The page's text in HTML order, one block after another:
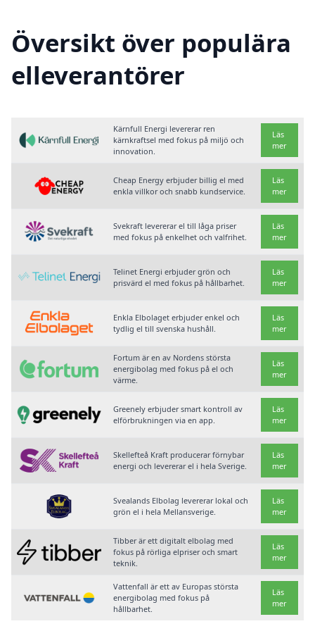
Översikt över populära
elleverantörer
Kärnfull Energi levererar ren
kärnkraftsel med fokus på miljö och
innovation.
Läs
mer
Cheap Energy erbjuder billig el med
enkla villkor och snabb kundservice.
Läs
mer
Svekraft levererar el till låga priser
med fokus på enkelhet och valfrihet.
Läs
mer
Telinet Energi erbjuder grön och
prisvärd el med fokus på hållbarhet.
Läs
mer
Enkla Elbolaget erbjuder enkel och
tydlig el till svenska hushåll.
Läs
mer
Fortum är en av Nordens största
energibolag med fokus på el och
värme.
Läs
mer
Greenely erbjuder smart kontroll av
elförbrukningen via en app.
Läs
mer
Skellefteå Kraft producerar förnybar
energi och levererar el i hela Sverige.
Läs
mer
Svealands Elbolag levererar lokal och
grön el i hela Mellansverige.
Läs
mer
Tibber är ett digitalt elbolag med
fokus på rörliga elpriser och smart
teknik.
Läs
mer
Vattenfall är ett av Europas största
energibolag med fokus på
hållbarhet.
Läs
mer